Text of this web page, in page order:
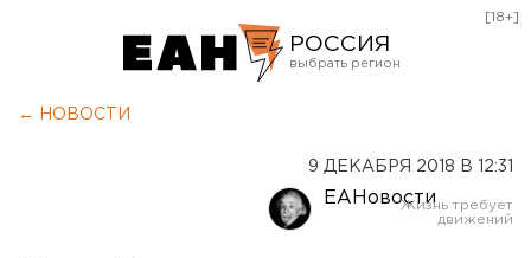
РОССИЯ
Оренбург
[18+]
← НОВОСТИ
9 ДЕКАБРЯ 2018 В 12:31
ЕАНовости